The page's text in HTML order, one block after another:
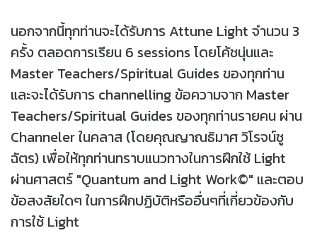
นอกจากนี้ทุกท่านจะได้รับการ Attune Light จำนวน 3
ครั้ง ตลอดการเรียน 6 sessions โดยโค้ชนุ่นและ
Master Teachers/Spiritual Guides ของทุกท่าน
และจะได้รับการ channelling ข้อความจาก Master
Teachers/Spiritual Guides ของทุกท่านรายคน ผ่าน
Channeler ในคลาส (โดยคุณญาณธิมาศ วิโรจน์ชู
ฉัตร) เพื่อให้ทุกท่านทราบแนวทางในการฝึกใช้ Light
ผ่านศาสตร์ "Quantum and Light Work©" และตอบ
ข้อสงสัยใดๆ ในการฝึกปฏิบัติหรืออื่นๆที่เกี่ยวข้องกับ
การใช้ Light